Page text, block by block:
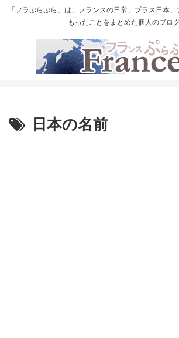
「フラぷらぷら」は、フランスの日常、プラス日本
もったことをまとめた個人のブロ
日本の名前